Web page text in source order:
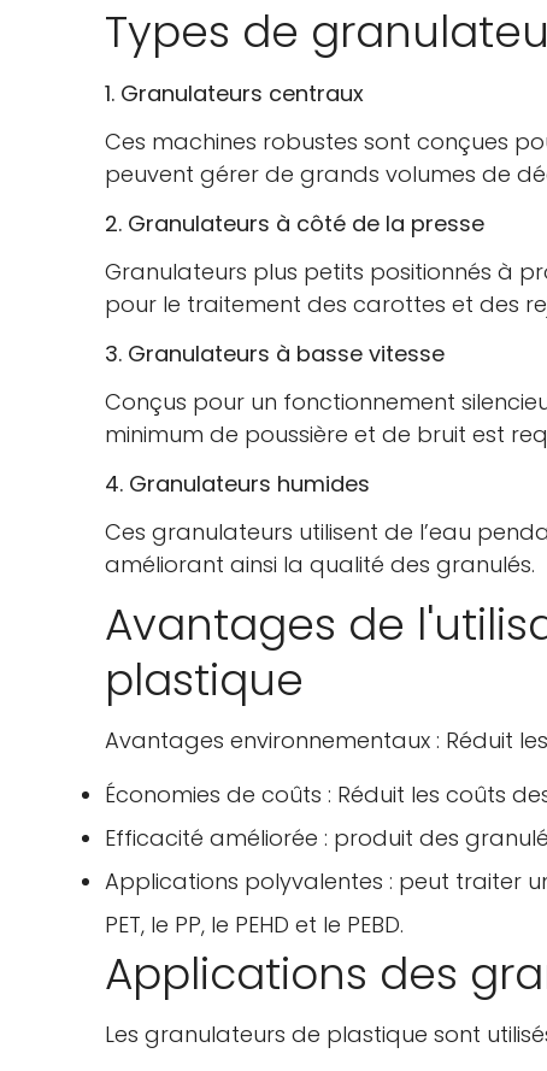
Types de
1. Granulateurs centraux
Ces machines robustes sont conçues
peuvent gérer de grands volumes de
2. Granulateurs à côté de la presse
Granulateurs plus petits positionnés à
pour le traitement des carottes et des
3. Granulateurs à basse vitesse
Conçus pour un fonctionnement
minimum de poussière et de bruit est
4. Granulateurs humides
Ces granulateurs utilisent de l’eau
améliorant ainsi la qualité des granulés.
Avantages de
plastique
Avantages environnementaux : Réduit
Économies de coûts : Réduit les coûts
Efficacité améliorée : produit des
Applications polyvalentes : peut traiter
PET, le PP, le PEHD et le PEBD.
Applications des
Les granulateurs de plastique sont